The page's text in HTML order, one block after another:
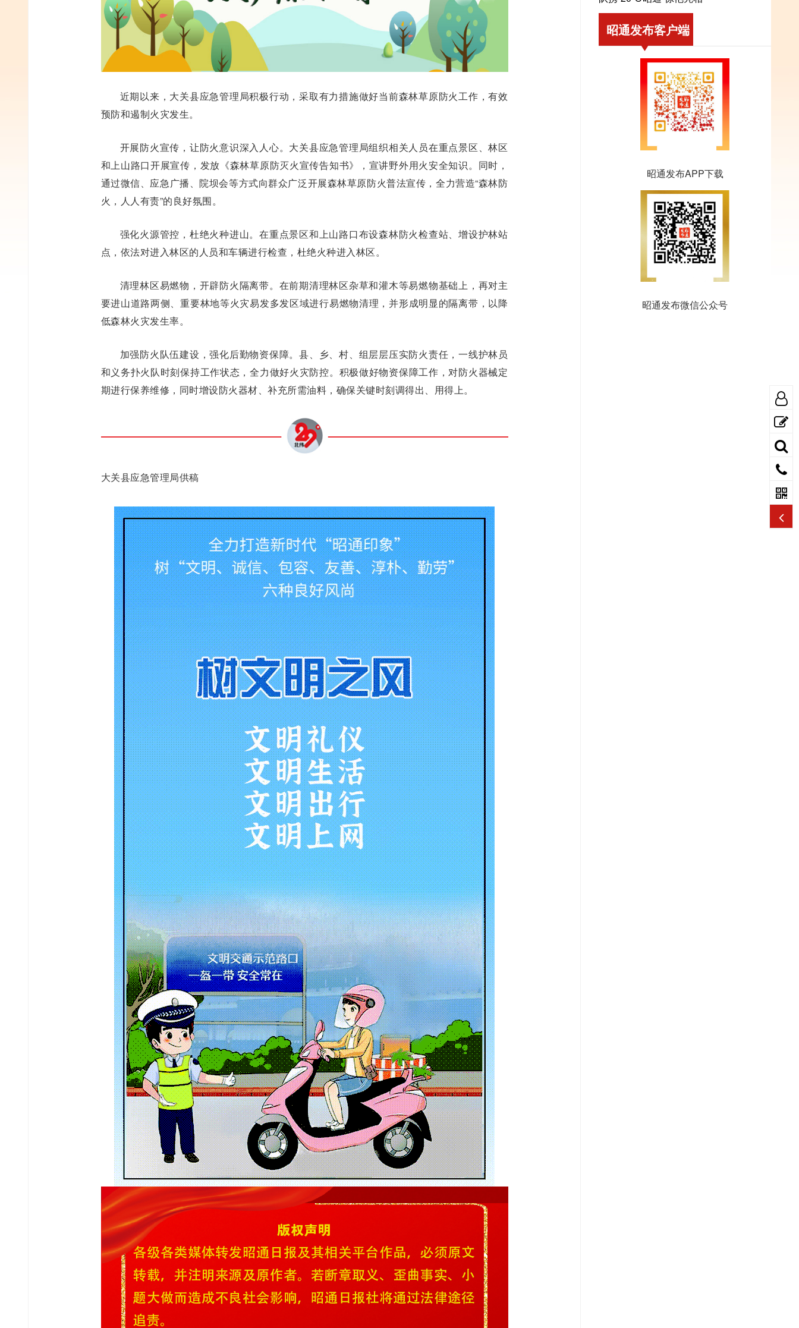
近期以来，大关县应急管理局积极行动，采取有力措施做好当前森林草原防火工作，有效
预防和遏制火灾发生。
开展防火宣传，让防火意识深入人心。大关县应急管理局组织相关人员在重点景区、林区
和上山路口开展宣传，发放《森林草原防灭火宣传告知书》，宣讲野外用火安全知识。同时，
通过微信、应急广播、院坝会等方式向群众广泛开展森林草原防火普法宣传，全力营造“森林防
火，人人有责”的良好氛围。
强化火源管控，杜绝火种进山。在重点景区和上山路口布设森林防火检查站、增设护林站
点，依法对进入林区的人员和车辆进行检查，杜绝火种进入林区。
清理林区易燃物，开辟防火隔离带。在前期清理林区杂草和灌木等易燃物基础上，再对主
要进山道路两侧、重要林地等火灾易发多发区域进行易燃物清理，并形成明显的隔离带，以降
低森林火灾发生率。
加强防火队伍建设，强化后勤物资保障。县、乡、村、组层层压实防火责任，一线护林员
和义务扑火队时刻保持工作状态，全力做好火灾防控。积极做好物资保障工作，对防火器械定
期进行保养维修，同时增设防火器材、补充所需油料，确保关键时刻调得出、用得上。
大关县应急管理局供稿
昭通发布客户端
昭通发布APP下载
昭通发布微信公众号